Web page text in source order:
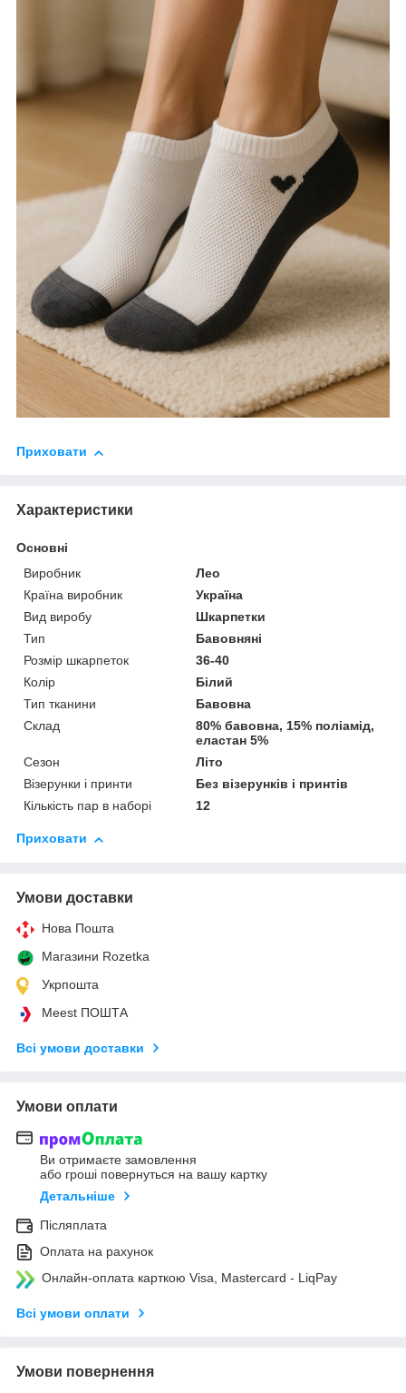
Приховати
Характеристики
Основні
Виробник
Лео
Країна виробник
Україна
Вид виробу
Шкарпетки
Тип
Бавовняні
Розмір шкарпеток
36-40
Колір
Білий
Тип тканини
Бавовна
Склад
80% бавовна, 15% поліамід,
еластан 5%
Сезон
Літо
Візерунки і принти
Без візерунків і принтів
Кількість пар в наборі
12
Приховати
Умови доставки
Нова Пошта
Магазини Rozetka
Укрпошта
Meest ПОШТА
Всі умови доставки
Умови оплати
Ви отримаєте замовлення
або гроші повернуться на вашу картку
Детальніше
Післяплата
Оплата на рахунок
Онлайн-оплата карткою Visa, Mastercard - LiqPay
Всі умови оплати
Умови повернення